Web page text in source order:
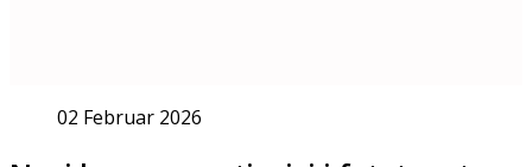
02 Februar 2026